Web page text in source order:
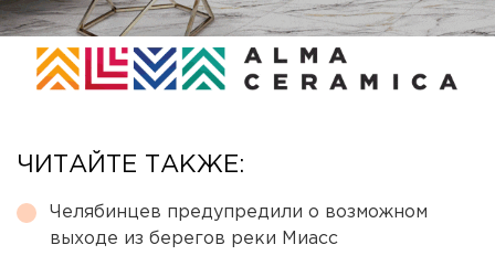
ЧИТАЙТЕ ТАКЖЕ:
Челябинцев предупредили о возможном
выходе из берегов реки Миасс